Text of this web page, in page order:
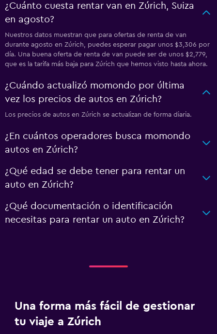
¿Cuánto cuesta rentar van en Zúrich, Suiza
en agosto?
Nuestros datos muestran que para ofertas de renta de van
durante agosto en Zúrich, puedes esperar pagar unos $3,306 por
día. Una buena oferta de renta de van puede ser de unos $2,779,
que es la tarifa más baja para Zúrich que hemos visto hasta ahora.
¿Cuándo actualizó momondo por última
vez los precios de autos en Zúrich?
Los precios de autos en Zúrich se actualizan de forma diaria.
¿En cuántos operadores busca momondo
autos en Zúrich?
¿Qué edad se debe tener para rentar un
auto en Zúrich?
¿Qué documentación o identificación
necesitas para rentar un auto en Zúrich?
Una forma más fácil de gestionar
tu viaje a Zúrich